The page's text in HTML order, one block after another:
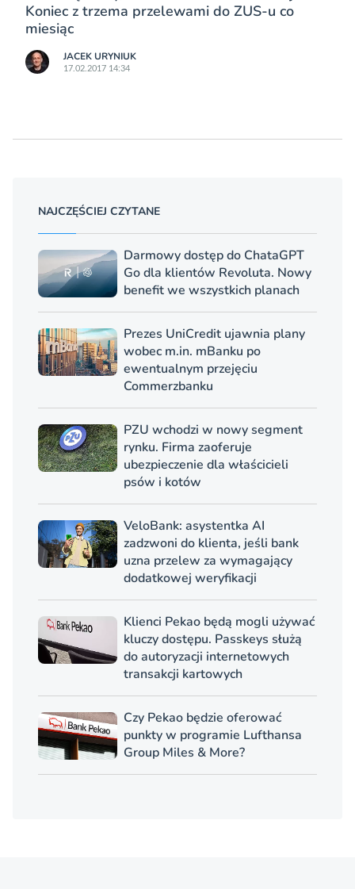
Koniec z trzema przelewami do ZUS-u co
miesiąc
JACEK URYNIUK
17.02.2017 14:34
NAJCZĘŚCIEJ CZYTANE
Darmowy dostęp do ChataGPT
Go dla klientów Revoluta. Nowy
benefit we wszystkich planach
Prezes UniCredit ujawnia plany
wobec m.in. mBanku po
ewentualnym przejęciu
Commerzbanku
PZU wchodzi w nowy segment
rynku. Firma zaoferuje
ubezpieczenie dla właścicieli
psów i kotów
VeloBank: asystentka AI
zadzwoni do klienta, jeśli bank
uzna przelew za wymagający
dodatkowej weryfikacji
Klienci Pekao będą mogli używać
kluczy dostępu. Passkeys służą
do autoryzacji internetowych
transakcji kartowych
Czy Pekao będzie oferować
punkty w programie Lufthansa
Group Miles & More?